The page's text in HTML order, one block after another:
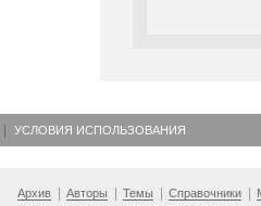
УСЛОВИЯ ИСПОЛЬЗОВАНИЯ
Архив Авторы Темы Справочники